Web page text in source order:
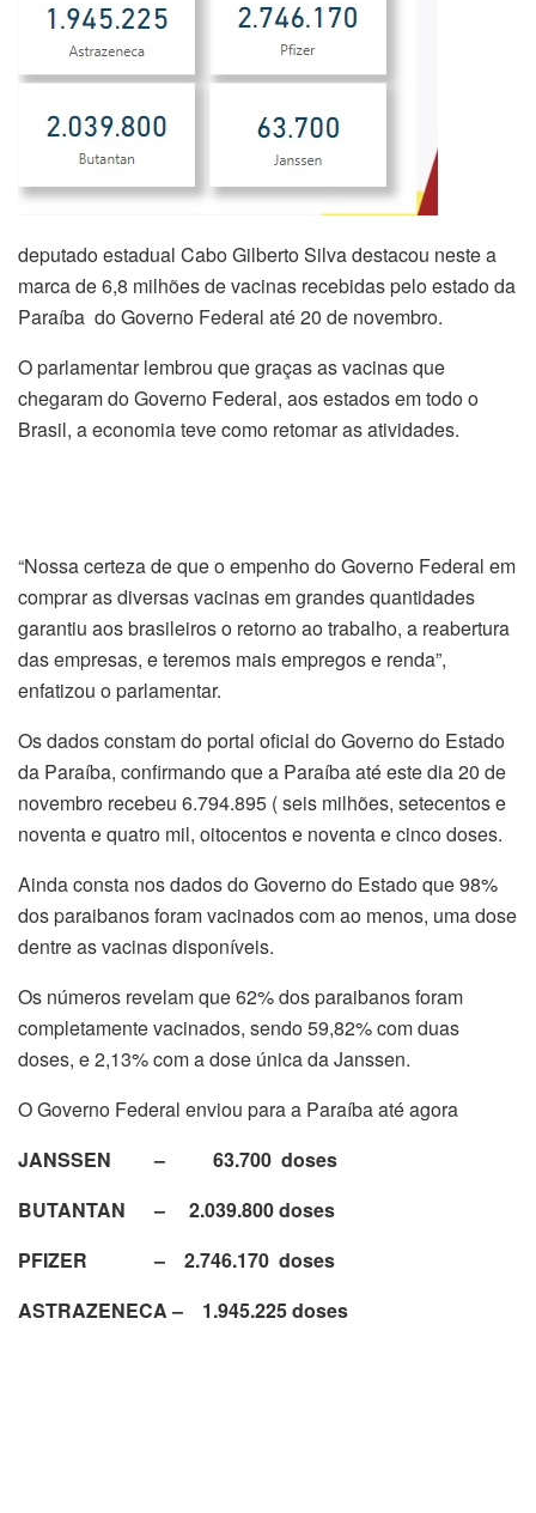
deputado estadual Cabo Gilberto Silva destacou neste a
marca de 6,8 milhões de vacinas recebidas pelo estado da
Paraíba do Governo Federal até 20 de novembro.
O parlamentar lembrou que graças as vacinas que
chegaram do Governo Federal, aos estados em todo o
Brasil, a economia teve como retomar as atividades.
“Nossa certeza de que o empenho do Governo Federal em
comprar as diversas vacinas em grandes quantidades
garantiu aos brasileiros o retorno ao trabalho, a reabertura
das empresas, e teremos mais empregos e renda”,
enfatizou o parlamentar.
Os dados constam do portal oficial do Governo do Estado
da Paraíba, confirmando que a Paraíba até este dia 20 de
novembro recebeu 6.794.895 ( seis milhões, setecentos e
noventa e quatro mil, oitocentos e noventa e cinco doses.
Ainda consta nos dados do Governo do Estado que 98%
dos paraibanos foram vacinados com ao menos, uma dose
dentre as vacinas disponíveis.
Os números revelam que 62% dos paraibanos foram
completamente vacinados, sendo 59,82% com duas
doses, e 2,13% com a dose única da Janssen.
O Governo Federal enviou para a Paraíba até agora
JANSSEN – 63.700 doses
BUTANTAN – 2.039.800 doses
PFIZER – 2.746.170 doses
ASTRAZENECA – 1.945.225 doses